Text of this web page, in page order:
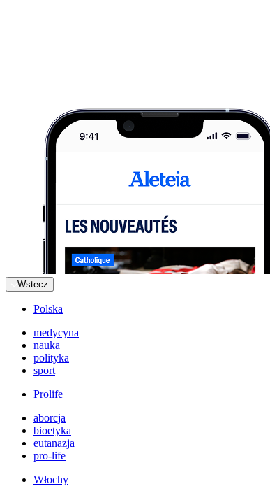
Wstecz
Polska
medycyna
nauka
polityka
sport
Prolife
aborcja
bioetyka
eutanazja
pro-life
Włochy